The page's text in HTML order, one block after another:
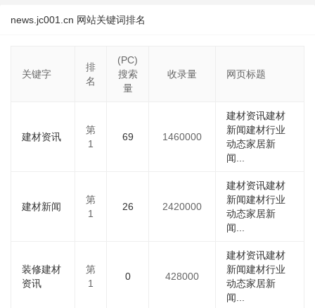
news.jc001.cn 网站关键词排名
关键字
排
名
(PC)
搜索
量
收录量 网页标题
建材资讯
第
1
69 1460000
建材资讯建材
新闻建材行业
动态家居新
闻...
建材新闻
第
1
26 2420000
建材资讯建材
新闻建材行业
动态家居新
闻...
装修建材
资讯
第
1
0 428000
建材资讯建材
新闻建材行业
动态家居新
闻...